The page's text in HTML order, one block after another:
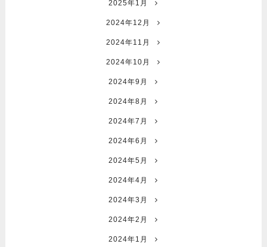
2025年1月
2024年12月
2024年11月
2024年10月
2024年9月
2024年8月
2024年7月
2024年6月
2024年5月
2024年4月
2024年3月
2024年2月
2024年1月